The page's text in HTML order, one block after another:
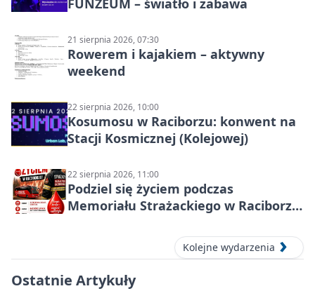
FUNZEUM – światło i zabawa
21 sierpnia 2026, 07:30
Rowerem i kajakiem – aktywny
weekend
22 sierpnia 2026, 10:00
Kosumosu w Raciborzu: konwent na
Stacji Kosmicznej (Kolejowej)
22 sierpnia 2026, 11:00
Podziel się życiem podczas
Memoriału Strażackiego w Raciborzu
Kolejne wydarzenia
Ostatnie Artykuły